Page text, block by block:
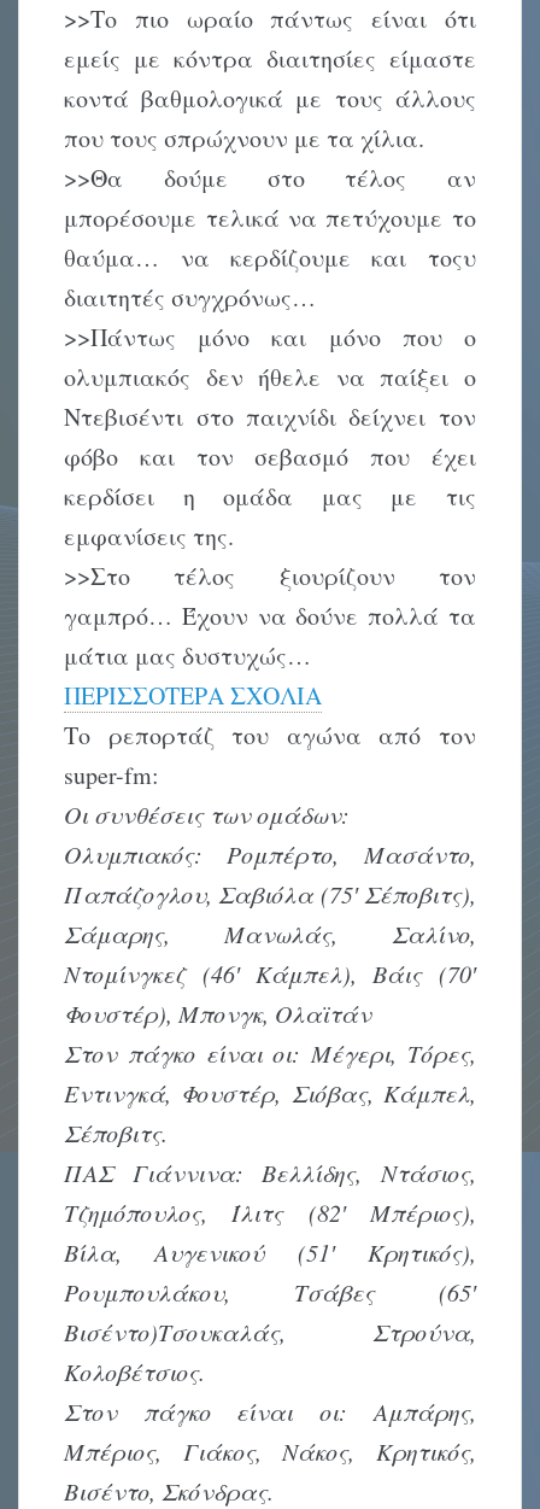
>>Το πιο ωραίο πάντως είναι ότι
εμείς με κόντρα διαιτησίες είμαστε
κοντά βαθμολογικά με τους άλλους
που τους σπρώχνουν με τα χίλια.
>>Θα δούμε στο τέλος αν
μπορέσουμε τελικά να πετύχουμε το
θαύμα… να κερδίζουμε και τοςυ
διαιτητές συγχρόνως…
>>Πάντως μόνο και μόνο που ο
ολυμπιακός δεν ήθελε να παίξει ο
Ντεβισέντι στο παιχνίδι δείχνει τον
φόβο και τον σεβασμό που έχει
κερδίσει η ομάδα μας με τις
εμφανίσεις της.
>>Στο τέλος ξιουρίζουν τον
γαμπρό… Έχουν να δούνε πολλά τα
μάτια μας δυστυχώς…
ΠΕΡΙΣΣΟΤΕΡΑ ΣΧΟΛΙΑ
Το ρεπορτάζ του αγώνα από τον
super-fm:
Οι συνθέσεις των ομάδων:
Ολυμπιακός: Ρομπέρτο, Μασάντο,
Παπάζογλου, Σαβιόλα (75′ Σέποβιτς),
Σάμαρης, Μανωλάς, Σαλίνο,
Ντομίνγκεζ (46′ Κάμπελ), Βάις (70′
Φουστέρ), Μπονγκ, Ολαϊτάν
Στον πάγκο είναι οι: Μέγερι, Τόρες,
Εντινγκά, Φουστέρ, Σιόβας, Κάμπελ,
Σέποβιτς.
ΠΑΣ Γιάννινα: Βελλίδης, Ντάσιος,
Τζημόπουλος, Ίλιτς (82′ Μπέριος),
Βίλα, Αυγενικού (51′ Κρητικός),
Ρουμπουλάκου, Τσάβες (65′
Βισέντο)Τσουκαλάς, Στρούνα,
Κολοβέτσιος.
Στον πάγκο είναι οι: Αμπάρης,
Μπέριος, Γιάκος, Νάκος, Κρητικός,
Βισέντο, Σκόνδρας.